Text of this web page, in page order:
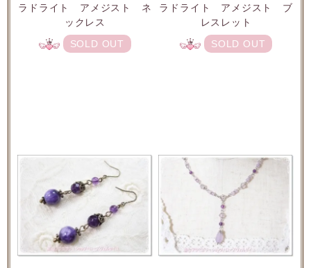
ラドライト アメジスト ネ
ックレス
SOLD OUT
ラドライト アメジスト ブ
レスレット
SOLD OUT